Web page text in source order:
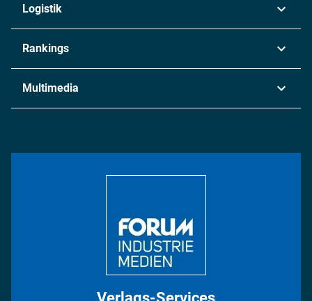
Chemie
Metall
Energie
Logistik
Rankings
Multimedia